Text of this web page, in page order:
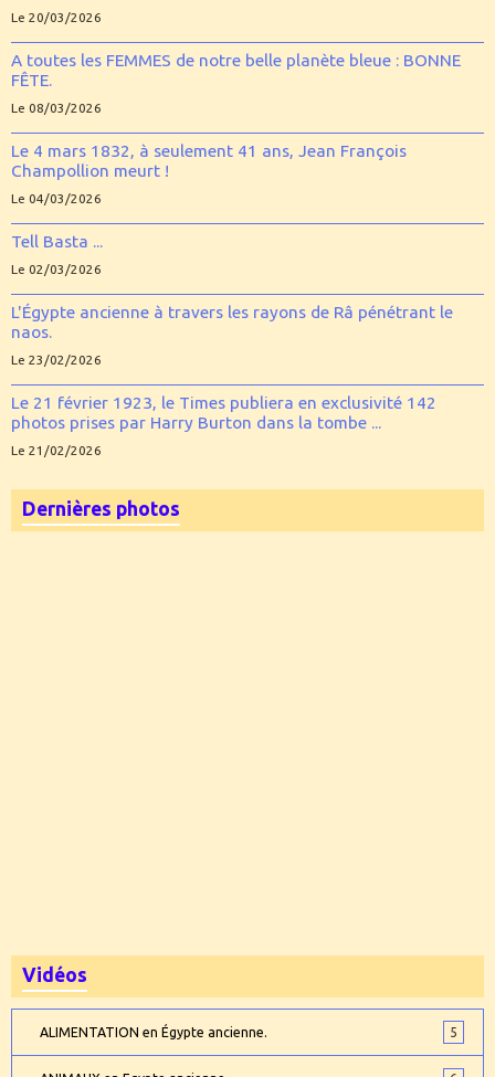
Le 20/03/2026
A toutes les FEMMES de notre belle planète bleue : BONNE
FÊTE.
Le 08/03/2026
Le 4 mars 1832, à seulement 41 ans, Jean François
Champollion meurt !
Le 04/03/2026
Tell Basta ...
Le 02/03/2026
L'Égypte ancienne à travers les rayons de Râ pénétrant le
naos.
Le 23/02/2026
Le 21 février 1923, le Times publiera en exclusivité 142
photos prises par Harry Burton dans la tombe ...
Le 21/02/2026
Dernières photos
Vidéos
ALIMENTATION en Égypte ancienne. 5